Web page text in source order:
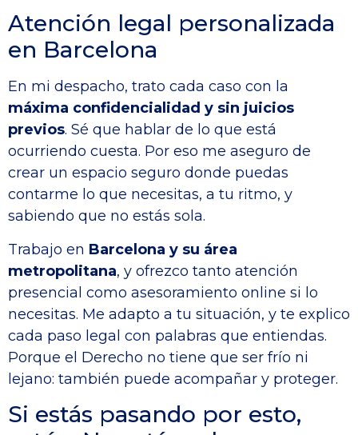
Atención legal personalizada
en Barcelona
En mi despacho, trato cada caso con la
máxima confidencialidad y sin juicios
previos. Sé que hablar de lo que está
ocurriendo cuesta. Por eso me aseguro de
crear un espacio seguro donde puedas
contarme lo que necesitas, a tu ritmo, y
sabiendo que no estás sola.
Trabajo en Barcelona y su área
metropolitana, y ofrezco tanto atención
presencial como asesoramiento online si lo
necesitas. Me adapto a tu situación, y te explico
cada paso legal con palabras que entiendas.
Porque el Derecho no tiene que ser frío ni
lejano: también puede acompañar y proteger.
Si estás pasando por esto,